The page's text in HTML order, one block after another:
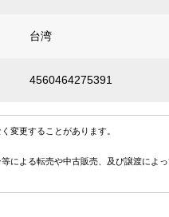
台湾
4560464275391
変更することがあります。
による転売や中古販売、及び譲渡によ